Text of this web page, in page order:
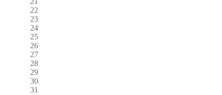
22
23
24
25
26
27
28
29
30
31